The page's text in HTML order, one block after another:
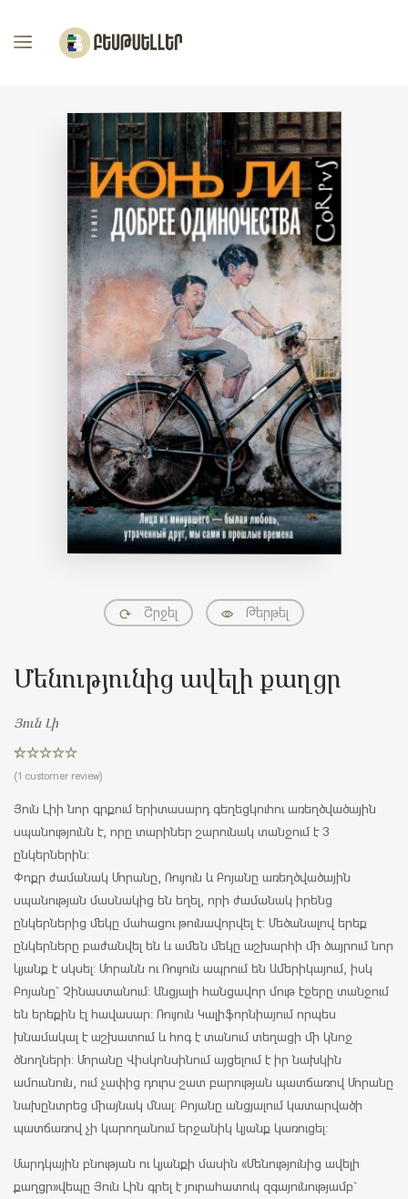
Շրջել Թերթել
Մենությունից ավելի քաղցր
Յուն Լի
Rated
out of 5
1
customer
(1 customer review)
Յուն Լիի նոր գրքում երիտասարդ գեղեցկուհու առեղծվածային
սպանությունն է, որը տարիներ շարունակ տանջում է 3
ընկերներին:
Փոքր ժամանակ Մորանը, Ռույուն և Բոյանը առեղծվածային
սպանության մասնակից են եղել, որի ժամանակ իրենց
ընկերներից մեկը մահացու թունավորվել է: Մեծանալով երեք
ընկերները բաժանվել են և ամեն մեկը աշխարհի մի ծայրում նոր
կյանք է սկսել: Մորանն ու Ռույուն ապրում են Ամերիկայում, իսկ
Բոյանը` Չինաստանում: Անցյալի հանցավոր մութ էջերը տանջում
են երեքին էլ հավասար: Ռույուն Կալիֆորնիայում որպես
խնամակալ է աշխատում և հոգ է տանում տեղացի մի կնոջ
ծնողների: Մորանը Վիսկոնսինում այցելում է իր նախկին
ամուսնուն, ում չափից դուրս շատ բարության պատճառով Մորանը
նախընտրեց միայնակ մնալ: Բոյանը անցյալում կատարվածի
պատճառով չի կարողանում երջանիկ կյանք կառուցել:
Մարդկային բնության ու կյանքի մասին «Մենությունից ավելի
քաղցր» վեպը Յուն Լին գրել է յուրահատուկ զգայունությամբ`